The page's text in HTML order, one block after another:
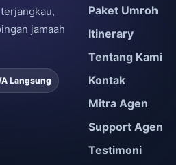
jamaah
Langsung
Paket Umroh
Itinerary
Tentang Kami
Kontak
Mitra Agen
Support Agen
Testimoni